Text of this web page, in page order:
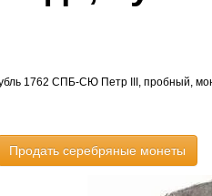
1762 СПБ-СЮ Петр III, пробный,
Продать серебряные монеты